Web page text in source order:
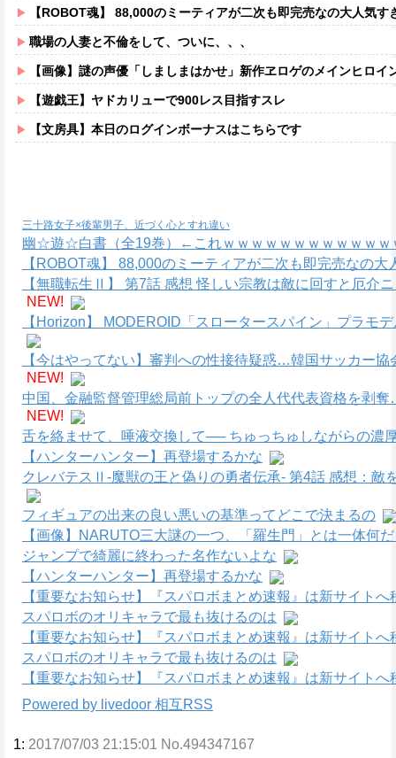
【ROBOT魂】 88,000のミーティアが二次も即完売なの大人気
職場の人妻と不倫をして、ついに、、、
【画像】謎の声優「しましまはかせ」新作ヱロゲのメインヒロ
【遊戯王】ヤドカリューで900レス目指すスレ
【文房具】本日のログインボーナスはこちらです
三十路女子×後輩男子、近づく心とすれ違い
幽☆遊☆白書（全19巻）←これｗｗｗｗｗｗｗｗｗｗｗｗ
【ROBOT魂】 88,000のミーティアが二次も即完売なの
【無職転生Ⅱ】 第7話 感想 怪しい宗教は敵に回すと厄介
NEW!
【Horizon】 MODEROID「スロータースパイン」プラモ
【今はやってない】審判への性接待疑惑…韓国サッカー
NEW!
中国、金融監督管理総局前トップの全人代代表資格を剥
NEW!
舌を絡ませて、唾液交換して── ちゅっちゅしながらの濃
【ハンターハンター】再登場するかな
クレバテスⅡ-魔獣の王と偽りの勇者伝承- 第4話 感想：敵
フィギュアの出来の良い悪いの基準ってどこで決まるの
【画像】NARUTO三大謎の一つ、「羅生門」とは一体何
ジャンプで綺麗に終わった名作ないよな
【ハンターハンター】再登場するかな
【重要なお知らせ】『スパロボまとめ速報』は新サイトへ
スパロボのオリキャラで最も抜けるのは
【重要なお知らせ】『スパロボまとめ速報』は新サイトへ
スパロボのオリキャラで最も抜けるのは
【重要なお知らせ】『スパロボまとめ速報』は新サイトへ
Powered by livedoor 相互RSS
1: 2017/07/03 21:15:01 No.494347167